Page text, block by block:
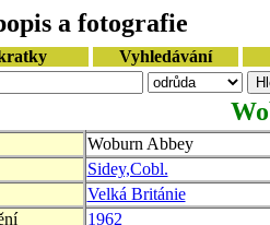
a fotografie
Vyhledávání
Woburn Abbey
Sidey,Cobl.
Velká Británie
1962